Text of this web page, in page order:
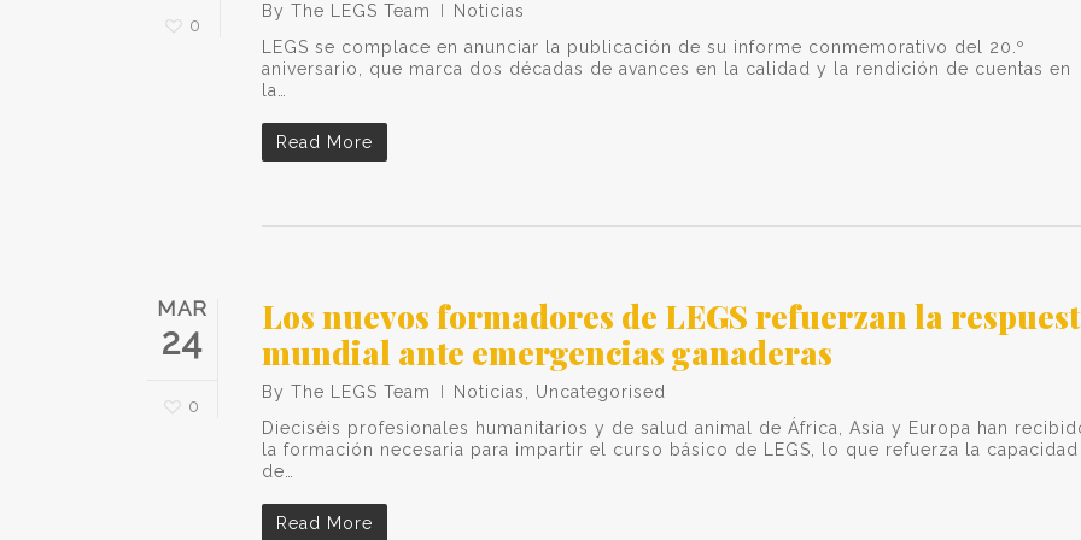
0
By The LEGS Team
Noticias
LEGS se complace en anunciar la publicación de su informe conmemorativo del 20.º
aniversario, que marca dos décadas de avances en la calidad y la rendición de cuentas en
la…
Read More
MAR
24
0
Los nuevos formadores de LEGS refuerzan la
mundial ante emergencias ganaderas
By The LEGS Team Noticias
Uncategorised
Dieciséis profesionales humanitarios y de salud animal de África, Asia y Europa han
la formación necesaria para impartir el curso básico de LEGS, lo que refuerza la capacidad
de…
Read More